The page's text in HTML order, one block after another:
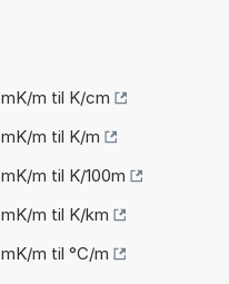
m til K/cm
m til K/m
m til K/100m
m til K/km
m til °C/m